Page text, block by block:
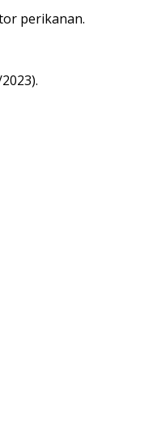
perikanan.